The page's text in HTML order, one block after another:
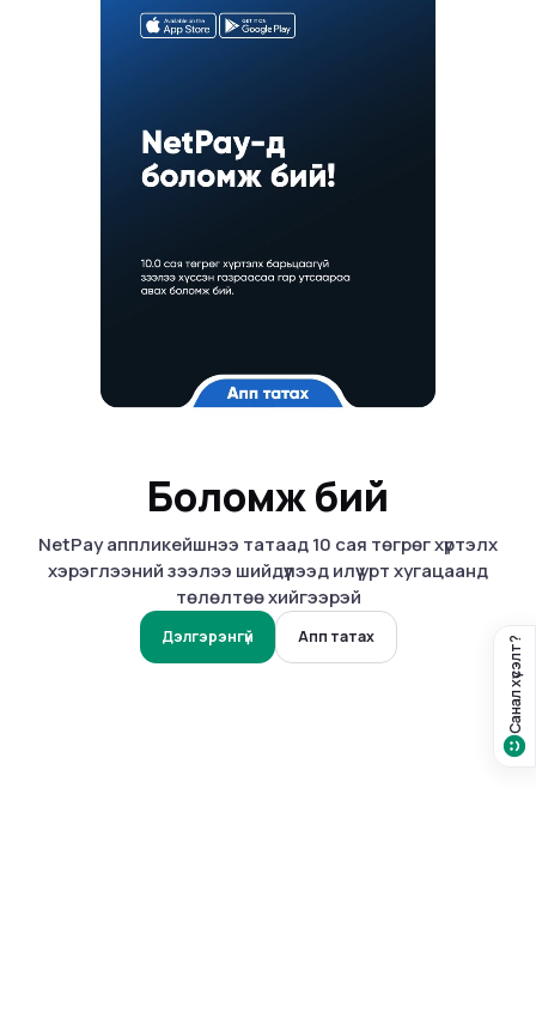
Санал хүсэлт?
Боломж бий
NetPay аппликейшнээ татаад 10 сая төгрөг хүртэлх
хэрэглээний зээлээ шийдүүлээд илүү урт хугацаанд
төлөлтөө хийгээрэй
Дэлгэрэнгүй Апп татах